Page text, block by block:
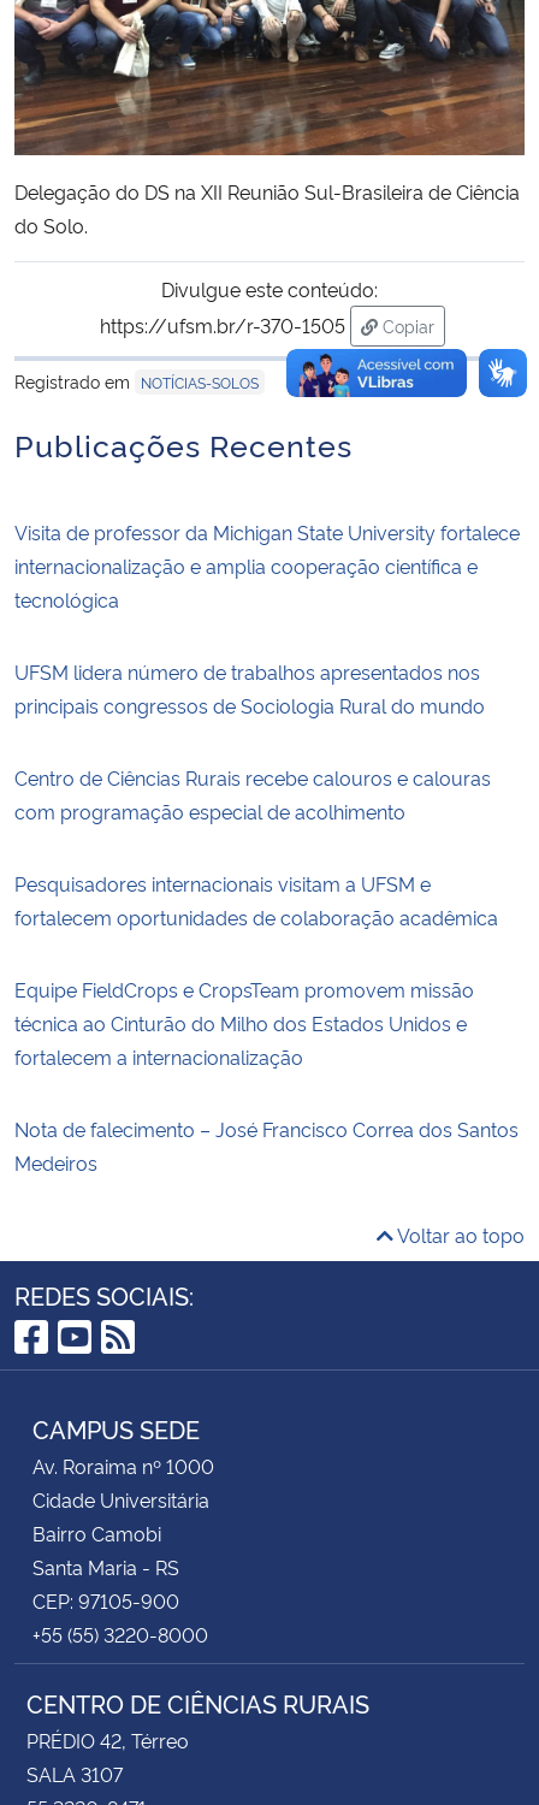
Planalto
Delegação do DS na XII Reunião Sul-Brasileira de Ciência
do Solo.
Divulgue este conteúdo:
https://ufsm.br/r-370-1505
Copiar
para área de
Registrado em
NOTÍCIAS-SOLOS
Publicações Recentes
Visita de professor da Michigan State University fortalece
internacionalização e amplia cooperação científica e
tecnológica
UFSM lidera número de trabalhos apresentados nos
principais congressos de Sociologia Rural do mundo
Centro de Ciências Rurais recebe calouros e calouras
com programação especial de acolhimento
Pesquisadores internacionais visitam a UFSM e
fortalecem oportunidades de colaboração acadêmica
Equipe FieldCrops e CropsTeam promovem missão
técnica ao Cinturão do Milho dos Estados Unidos e
fortalecem a internacionalização
Nota de falecimento – José Francisco Correa dos Santos
Medeiros
Voltar ao topo
REDES SOCIAIS:
Facebook
YouTube
RSS
CAMPUS SEDE
Av. Roraima nº 1000
Cidade Universitária
Bairro Camobi
Santa Maria - RS
CEP: 97105-900
+55 (55) 3220-8000
CENTRO DE CIÊNCIAS RURAIS
PRÉDIO 42, Térreo
SALA 3107